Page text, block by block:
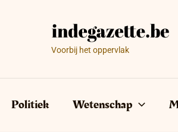
Voorbij het oppervlak
Politiek Wetenschap